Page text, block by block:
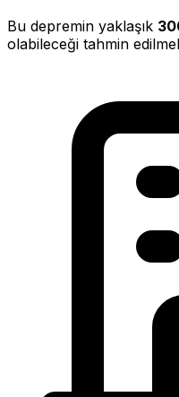
Bu depremin yaklaşık
olabileceği tahmin